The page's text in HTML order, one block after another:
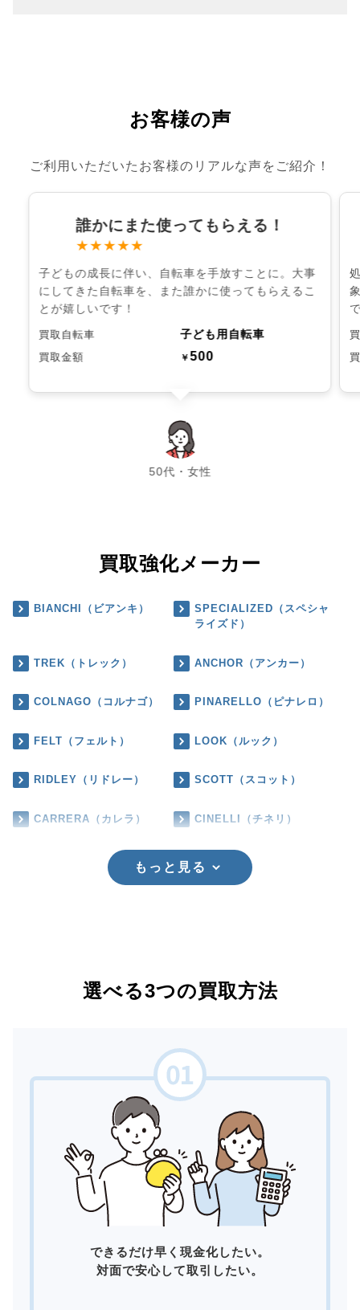
お客様の声
ご利用いただいたお客様のリアルな声をご紹介！
誰かにまた使ってもらえる！
★★★★★
子どもの成長に伴い、自転車を手放すことに。大事
にしてきた自転車を、また誰かに使ってもらえるこ
とが嬉しいです！
買取自転車 子ども用自転車
買取金額 ￥500
50代・女性
chevron_left chevron_right
買取強化メーカー
BIANCHI（ビアンキ）
SPECIALIZED（スペシャ
ライズド）
TREK（トレック） ANCHOR（アンカー）
COLNAGO（コルナゴ） PINARELLO（ピナレロ）
FELT（フェルト） LOOK（ルック）
RIDLEY（リドレー） SCOTT（スコット）
CARRERA（カレラ） CINELLI（チネリ）
もっと見る
選べる3つの買取方法
できるだけ早く現金化したい。
対面で安心して取引したい。